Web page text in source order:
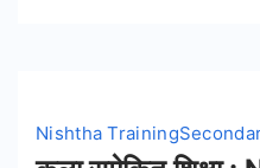
Nishtha Training